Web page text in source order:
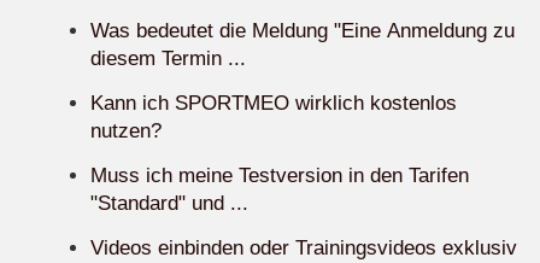
Was bedeutet die Meldung "Eine Anmeldung zu
diesem Termin ...
Kann ich SPORTMEO wirklich kostenlos
nutzen?
Muss ich meine Testversion in den Tarifen
"Standard" und ...
Videos einbinden oder Trainingsvideos exklusiv